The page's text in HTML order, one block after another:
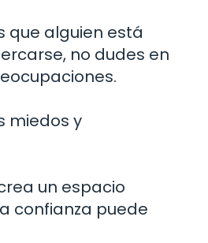
que alguien está
no dudes en
miedos y
un espacio
confianza puede